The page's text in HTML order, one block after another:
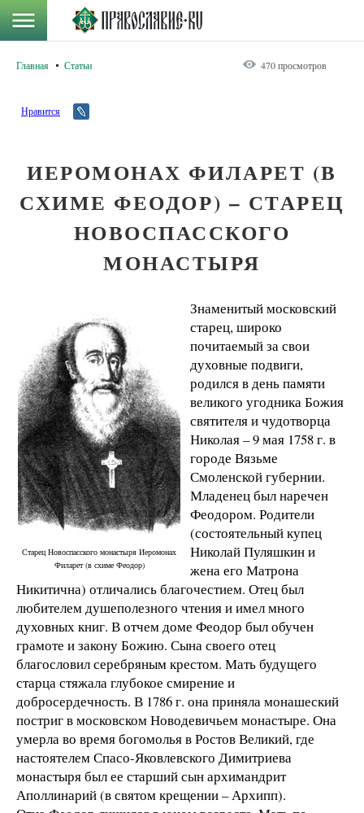
Главная Статьи 470 просмотров
Нравится
ИЕРОМОНАХ ФИЛАРЕТ (В
СХИМЕ ФЕОДОР) – СТАРЕЦ
НОВОСПАССКОГО
МОНАСТЫРЯ
Старец Новоспасского монастыря Иеромонах
Филарет (в схиме Феодор)
Знаменитый московский
старец, широко
почитаемый за свои
духовные подвиги,
родился в день памяти
великого угодника Божия
святителя и чудотворца
Николая – 9 мая 1758 г. в
городе Вязьме
Смоленской губернии.
Младенец был наречен
Феодором. Родители
(состоятельный купец
Николай Пуляшкин и
жена его Матрона
Никитична) отличались благочестием. Отец был
любителем душеполезного чтения и имел много
духовных книг. В отчем доме Феодор был обучен
грамоте и закону Божию. Сына своего отец
благословил серебряным крестом. Мать будущего
старца стяжала глубокое смирение и
добросердечность. В 1786 г. она приняла монашеский
постриг в московском Новодевичьем монастыре. Она
умерла во время богомолья в Ростов Великий, где
настоятелем Спасо-Яковлевского Димитриева
монастыря был ее старший сын архимандрит
Аполлинарий (в святом крещении – Архипп).